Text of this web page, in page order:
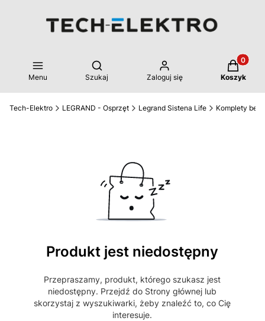
Menu
Otwórz wyszukiwarkę
Szukaj Zaloguj się Koszyk
Tech-Elektro LEGRAND - Osprzęt Legrand Sistena Life Komplety bez
Produkt jest niedostępny
Przepraszamy, produkt, którego szukasz jest
niedostępny. Przejdź do Strony głównej lub
skorzystaj z wyszukiwarki, żeby znaleźć to, co Cię
interesuje.